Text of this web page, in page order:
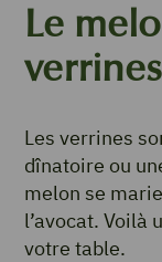
Le
verrines
Les verrines
dînatoire ou
melon se
l’avocat. Voilà
votre table.